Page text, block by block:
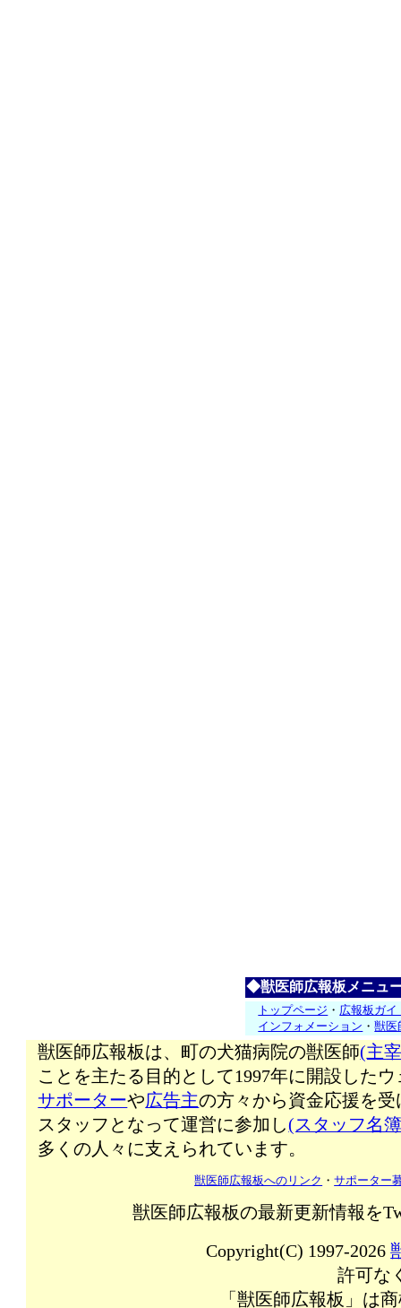
◆獣医師広報板メニュ
トップページ ・ 広報板ガイ
インフォメーション ・獣医
獣医師広報板は、町の犬猫病院の獣医師(主
ことを主たる目的として1997年に開設した
サポーターや広告主の方々から資金応援を受
スタッフとなって運営に参加し(スタッフ名
多くの人々に支えられています。
獣医師広報板へのリンク ・サポーター
獣医師広報板の最新更新情報を
Copyright(C) 1997-2026
許可な
「獣医師広報板」は